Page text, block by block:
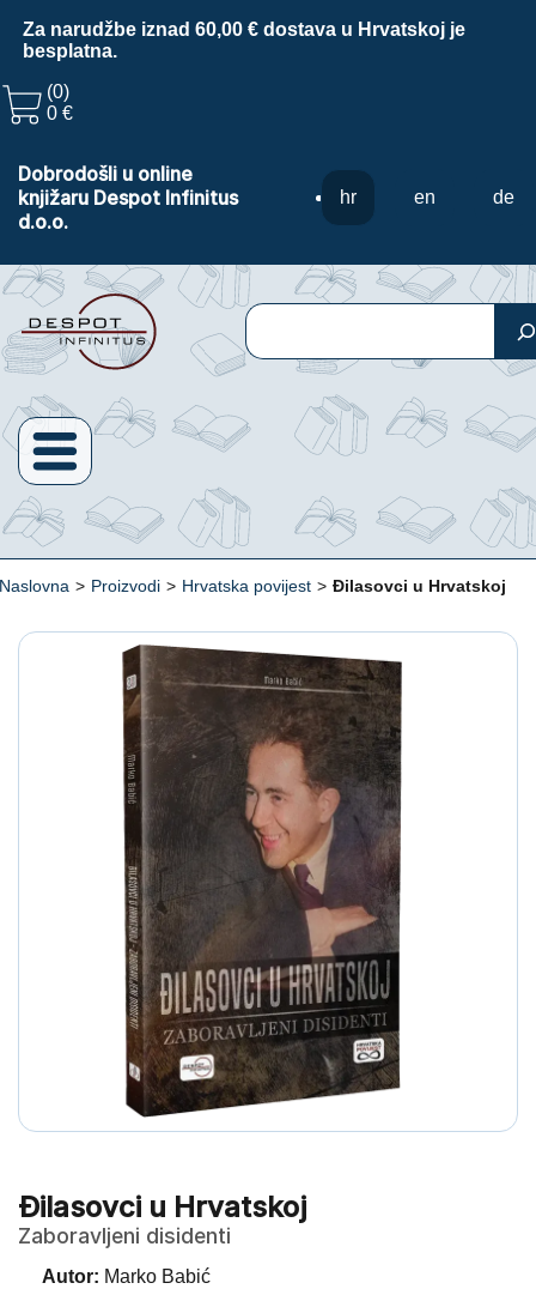
Za narudžbe iznad 60,00 € dostava u Hrvatskoj je
besplatna.
(0)
0 €
Dobrodošli u online
knjižaru Despot Infinitus
d.o.o.
hr en de
Pretraga
Naslovna > Proizvodi > Hrvatska povijest > Đilasovci u Hrvatskoj
Đilasovci u Hrvatskoj
Zaboravljeni disidenti
Autor: Marko Babić